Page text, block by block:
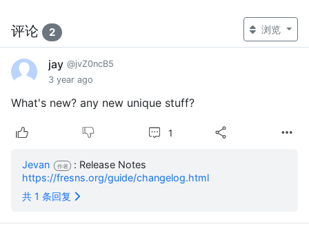
评论 2 浏览
jay @jvZ0ncB5
3 year ago
What's new? any new unique stuff?
1
Jevan 作者 : Release Notes
https://fresns.org/guide/changelog.html
共 1 条回复